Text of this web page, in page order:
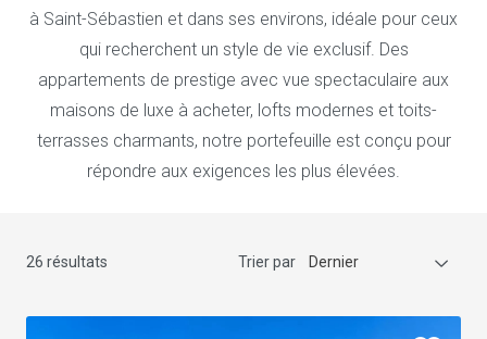
à Saint-Sébastien et dans ses environs, idéale pour ceux
qui recherchent un style de vie exclusif. Des
appartements de prestige avec vue spectaculaire aux
maisons de luxe à acheter, lofts modernes et toits-
terrasses charmants, notre portefeuille est conçu pour
répondre aux exigences les plus élevées.
26 résultats Trier par Dernier